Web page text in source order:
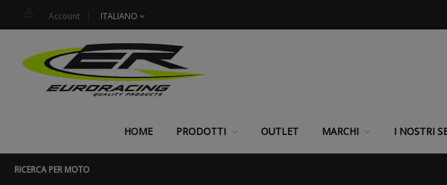
Account ITALIANO
HOME PRODOTTI OUTLET MARCHI I NOSTRI
RICERCA PER MOTO